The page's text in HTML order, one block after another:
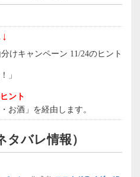
」
ント
お酒」を経由します。
バレ情報）